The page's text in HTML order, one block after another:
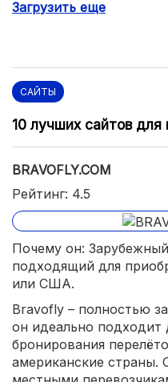
страхование полёта и
Загрузить еще
САЙТЫ
10 лучших сайтов
BRAVOFLY.COM
Рейтинг: 4.5
Почему он:
подходящий для
или США.
Bravofly – полностью
он идеально подходит
бронирования
американские страны.